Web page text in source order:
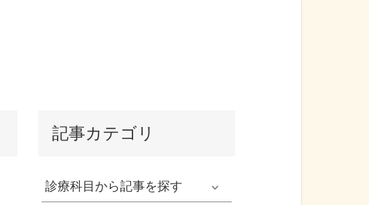
記事カテゴリ
診療科目から記事を探す